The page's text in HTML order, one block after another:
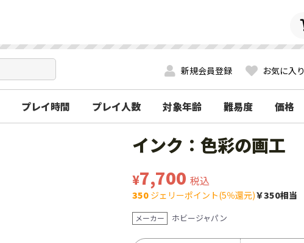
新規会員登録 お気に入り
プレイ時間 プレイ人数 対象年齢 難易度 価格
インク：色彩の画工
¥7,700 税込
350 ジェリーポイント(5％還元)￥350相当
メーカー ホビージャパン